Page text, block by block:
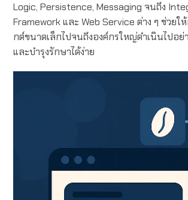
Logic, Persistence, Messaging จนถึง
Framework และ Web Service ต่าง ๆ ช่วยใ
กต์ขนาดเล็กไปจนถึงองค์กรใหญ่ดำเนินไปอย่
และบำรุงรักษาได้ง่าย